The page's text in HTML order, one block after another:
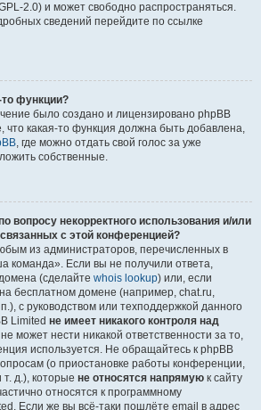
2.0) и может свободно распространяться.
сведений перейдите по ссылке
то функции?
было создано и лицензировано phpBB
что какая-то функция должна быть добавлена,
, где можно отдать свой голос за уже
собственные.
вопросу некорректного использования и/или
с этой конференцией?
из администраторов, перечисленных в
команда». Если вы не получили ответа,
(сделайте whois lookup) или, если
бесплатном домене (например, chat.ru,
с руководством или техподдержкой данного
Limited не имеет никакого контроля над
может нести никакой ответственности за то,
используется. Не обращайтесь к phpBB
(о приостановке работы конференции,
т. д.), которые не относятся напрямую к сайту
относятся к программному
Если же вы всё-таки пошлёте email в адрес